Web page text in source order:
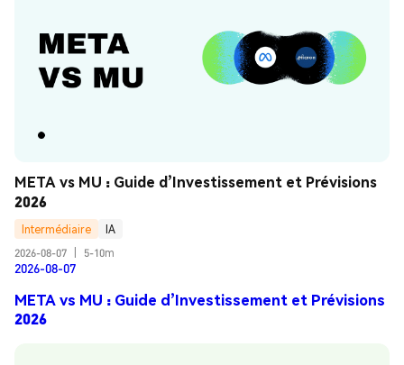
META vs MU : Guide d’Investissement et Prévisions
2026
Intermédiaire
IA
2026-08-07
5-10m
2026-08-07
META vs MU : Guide d’Investissement et Prévisions
2026